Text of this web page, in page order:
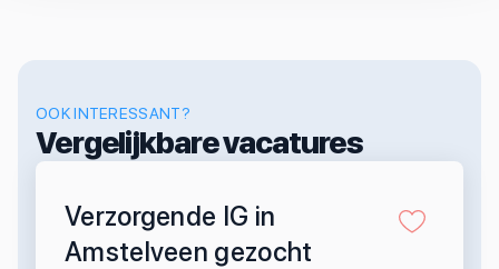
OOK INTERESSANT?
Vergelijkbare vacatures
Verzorgende IG in
Amstelveen gezocht